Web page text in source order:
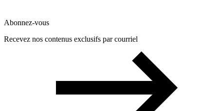
Abonnez-vous
Recevez nos contenus exclusifs par courriel